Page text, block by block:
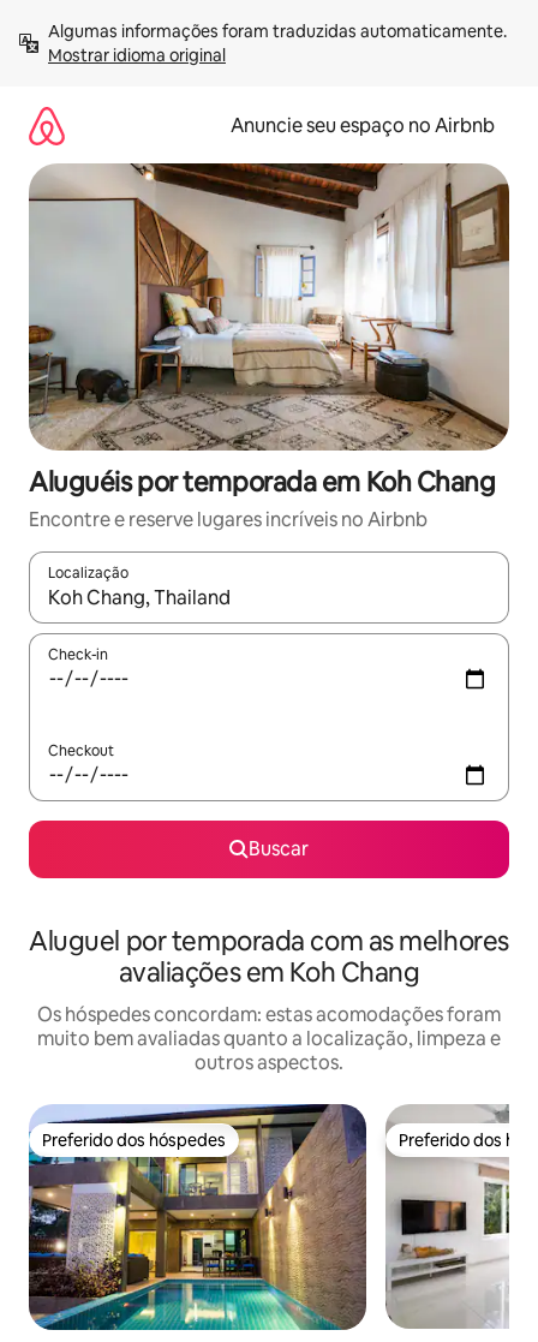
para
Mostrar idioma original
Anuncie seu espaço no Airbnb
Aluguéis por temporada em Koh Chang
Encontre e reserve lugares incríveis no Airbnb
Localização
Quando os resultados estiverem disponíveis, explore-os
Check-in
Checkout
Buscar
Aluguel por temporada com as melhores
avaliações em Koh Chang
Os hóspedes concordam: estas acomodações foram
muito bem avaliadas quanto a localização, limpeza e
outros aspectos.
Preferido dos hóspedes
Preferido dos hóspedes Preferido dos
Preferido dos